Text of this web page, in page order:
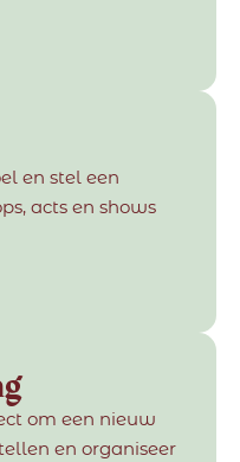
en stel een
acts en shows
om een nieuw
en organiseer